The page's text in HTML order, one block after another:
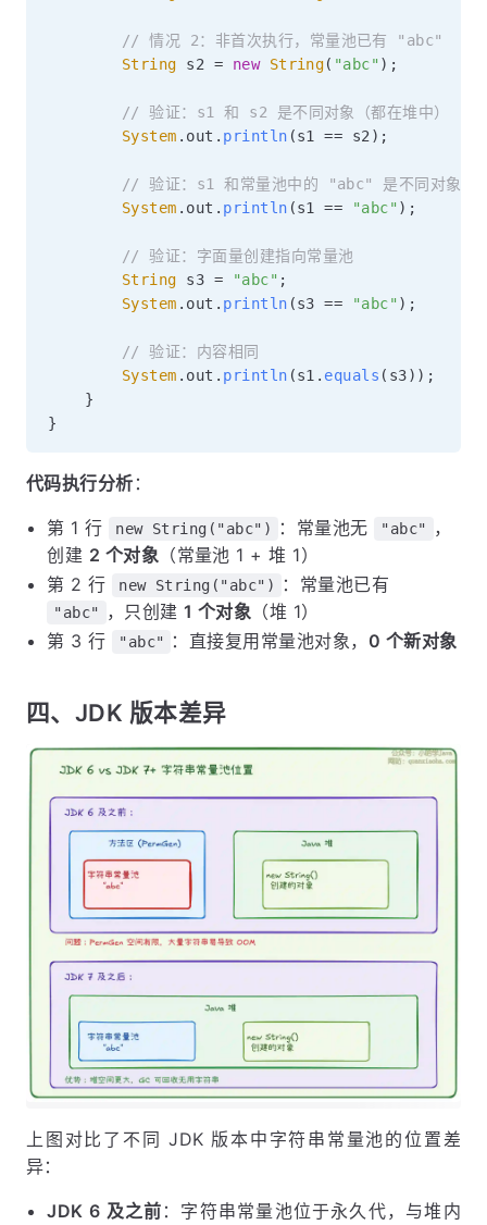
// 情况 2：非首次执行，常量池已有 "abc"
String s2 = new String( "abc" ) ;
// 验证：s1 和 s2 是不同对象（都在堆中）
System . out . println (s1 == s2 ) ;
// 验证：s1 和常量池中的 "abc" 是不同对象
System . out . println (s1 == "abc" ) ;
// 验证：字面量创建指向常量池
String s3 = "abc" ;
System . out . println (s3 == "abc" ) ;
// 验证：内容相同
System . out . println (s1 . equals ( s3) ) ;
}
}
代码执行分析 ：
第 1 行 new String("abc") ：常量池无 "abc"
，
创建 2 个对象 （常量池 1 + 堆 1）
第 2 行
new String("abc") ：常量池已有
"abc" ，只创建 1 个对象 （堆 1）
第 3 行
"abc" ：直接复用常量池对象， 0 个新对象
四、JDK 版本差异
上图对比了不同 JDK 版本中字符串常量池的位置差
异：
JDK 6 及之前 ：字符串常量池位于永久代，与堆内